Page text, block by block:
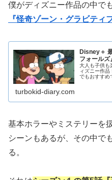
僕がディズニー作品の中で
『怪奇ゾーン・グラビティ
Disney＋
フォールズ
大人も子供も
ィズニー作品
でもおすすめ
turbokid-diary.com
基本ホラーやミステリーを
シーンもあるが、その中で
る。